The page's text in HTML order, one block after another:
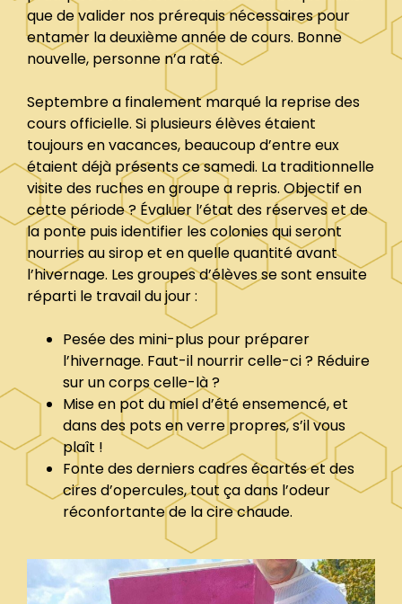
que de valider nos prérequis nécessaires pour
entamer la deuxième année de cours. Bonne
nouvelle, personne n’a raté.
Septembre a finalement marqué la reprise des
cours officielle. Si plusieurs élèves étaient
toujours en vacances, beaucoup d’entre eux
étaient déjà présents ce samedi. La traditionnelle
visite des ruches en groupe a repris. Objectif en
cette période ? Évaluer l’état des réserves et de
la ponte puis identifier les colonies qui seront
nourries au sirop et en quelle quantité avant
l’hivernage. Les groupes d’élèves se sont ensuite
réparti le travail du jour :
Pesée des mini-plus pour préparer
l’hivernage. Faut-il nourrir celle-ci ? Réduire
sur un corps celle-là ?
Mise en pot du miel d’été ensemencé, et
dans des pots en verre propres, s’il vous
plaît !
Fonte des derniers cadres écartés et des
cires d’opercules, tout ça dans l’odeur
réconfortante de la cire chaude.